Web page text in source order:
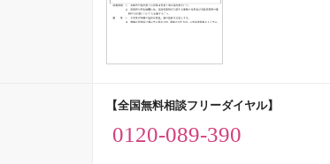
【全国無料相談フリーダイヤル】
0120-089-390